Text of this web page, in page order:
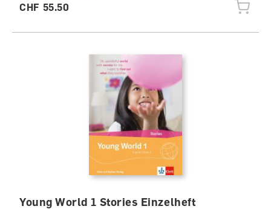
CHF 55.50
Young World 1 Stories Einzelheft